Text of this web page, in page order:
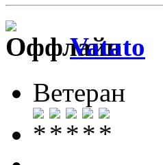
Vatato
Ветеран